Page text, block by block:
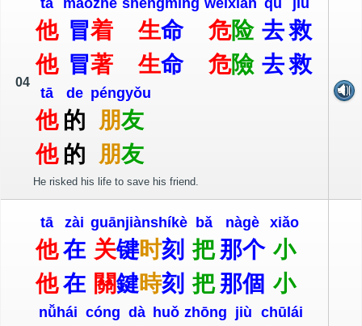
04
他
他
冒着
冒著
生命
生命
危险
危險
去
去
救
救
tā
他
他
de
的
的
péngyǒu
朋友
朋友
He risked his life to save his friend.
tā
他
他
zài
在
在
guānjiànshíkè
关键时刻
關鍵時刻
bǎ
把
把
nàgè
那个
那個
xiǎo
小
小
nǚ hái cóng dà huǒ zhōng jiù chū lái